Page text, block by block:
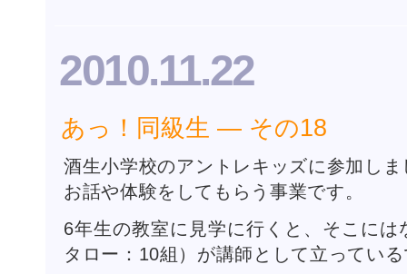
2010.11.22
あっ！同級生 ― その18
酒生小学校のアントレキッズに参加し
お話や体験をしてもらう事業です。
6年生の教室に見学に行くと、そこに
タロー：10組）が講師として立ってい